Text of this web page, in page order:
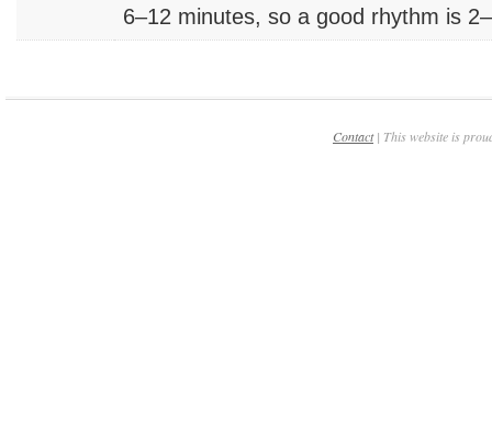
6–12 minutes, so a good rhythm is
Contact| This website is